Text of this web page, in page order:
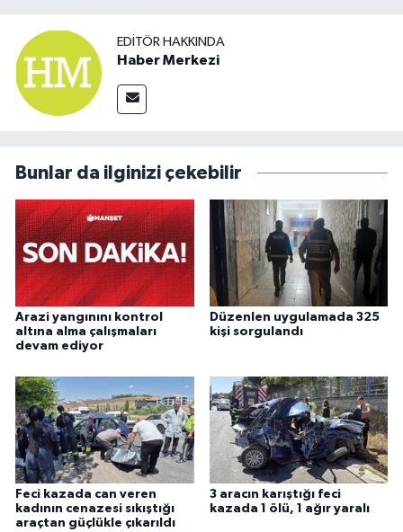
EDITÖR HAKKINDA
Haber Merkezi
Bunlar da ilginizi çekebilir
Arazi yangınını kontrol
altına alma çalışmaları
devam ediyor
Düzenlen uygulamada 325
kişi sorgulandı
Feci kazada can veren
kadının cenazesi sıkıştığı
araçtan güçlükle çıkarıldı
3 aracın karıştığı feci
kazada 1 ölü, 1 ağır yaralı